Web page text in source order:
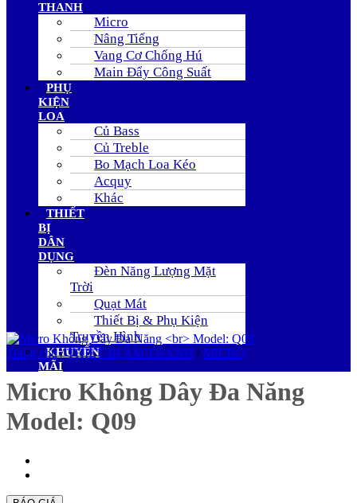
THANH
Micro
Nâng Tiếng
Vang Cơ Chống Hú
Main Đẩy Công Suất
PHỤ
KIỆN
LOA
Củ Bass
Củ Treble
Bo Mạch Loa Kéo
Acquy
Khác
THIẾT
BỊ
DÂN
DỤNG
Đèn Năng Lượng Mặt
Trời
Quạt Mát
Thiết Bị & Phụ Kiện
Truyền Hình
KHUYẾN
MÃI
Trang chủ / THIẾT BỊ ÂM THANH / MICRO
Micro Không Dây Đa Năng
Model: Q09